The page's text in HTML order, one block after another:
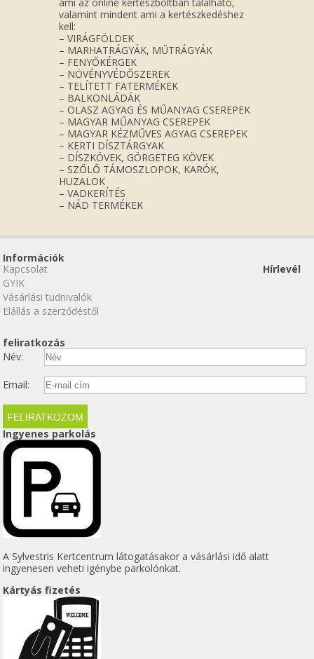
valamint mindent ami a kertészkedéshez
kell:
– VIRÁGFÖLDEK
– MARHATRÁGYÁK, MŰTRÁGYÁK
– FENYŐKÉRGEK
– NÖVÉNYVÉDŐSZEREK
– TELÍTETT FATERMÉKEK
– BALKONLÁDÁK
– OLASZ AGYAG ÉS MŰANYAG CSEREPEK
– MAGYAR MŰANYAG CSEREPEK
– MAGYAR KÉZMŰVES AGYAG CSEREPEK
– KERTI DÍSZTÁRGYAK
– DÍSZKÖVEK, GÖRGETEG KÖVEK
– SZŐLŐ TÁMOSZLOPOK, KARÓK,
HUZALOK
– VADKERÍTÉS
– NÁD TERMÉKEK
Információk
Kapcsolat
GYIK
Vásárlási tudnivalók
Elállás a szerződéstől
Hírlevél
feliratkozás
Név:
Email:
Ingyenes parkolás
A Sylvestris Kertcentrum látogatásakor a vásárlási idő alatt
ingyenesen veheti igénybe parkolónkat.
Kártyás fizetés